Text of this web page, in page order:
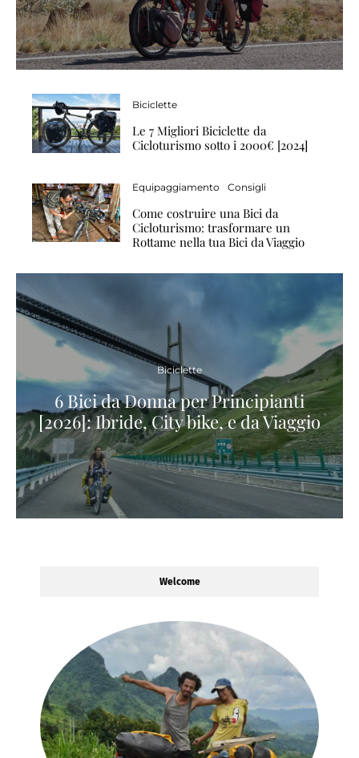
Biciclette
Le 7 Migliori Biciclette da
Cicloturismo sotto i 2000€ [2024]
Equipaggiamento Consigli
Come costruire una Bici da
Cicloturismo: trasformare un
Rottame nella tua Bici da Viaggio
Biciclette
6 Bici da Donna per Principianti
[2026]: Ibride, City bike, e da Viaggio
Welcome